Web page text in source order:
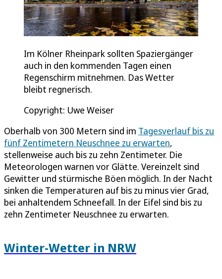
Im Kölner Rheinpark sollten Spaziergänger
auch in den kommenden Tagen einen
Regenschirm mitnehmen. Das Wetter
bleibt regnerisch.
Copyright: Uwe Weiser
Oberhalb von 300 Metern sind im Tagesverlauf bis zu
fünf Zentimetern Neuschnee zu erwarten,
stellenweise auch bis zu zehn Zentimeter. Die
Meteorologen warnen vor Glätte. Vereinzelt sind
Gewitter und stürmische Böen möglich. In der Nacht
sinken die Temperaturen auf bis zu minus vier Grad,
bei anhaltendem Schneefall. In der Eifel sind bis zu
zehn Zentimeter Neuschnee zu erwarten.
Winter-Wetter in NRW